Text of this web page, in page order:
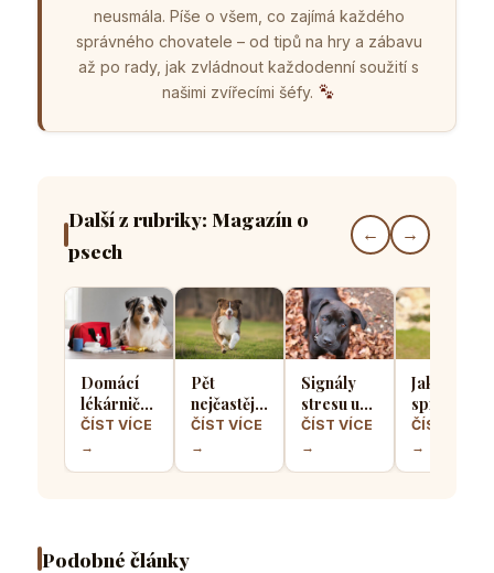
neusmála. Píše o všem, co zajímá každého
správného chovatele – od tipů na hry a zábavu
až po rady, jak zvládnout každodenní soužití s
našimi zvířecími šéfy.
Další z rubriky: Magazín o
psech
← →
Domácí
lékárnička
pro psa
aneb Co
musíte mít
nouze
ČÍST VÍCE
→
Pět
nejčastějších
chyb při
výcviku
přivolání
ČÍST VÍCE
→
Signály
stresu u
psů: Jak
poznat, že
se váš
ČÍST VÍCE
→
Jak
správně
štěně, aby
z něj
ČÍST VÍCE
→
Podobné články